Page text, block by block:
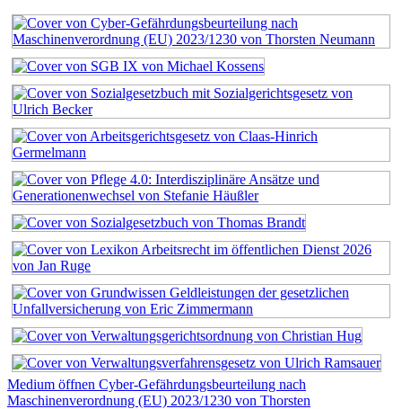
Medium öffnen Cyber-Gefährdungsbeurteilung nach
Maschinenverordnung (EU) 2023/1230 von Thorsten